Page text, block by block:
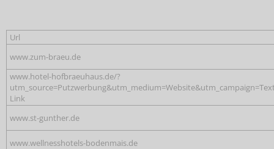
Url
www.zum-braeu.de
www.hotel-hofbraeuhaus.de/?
Link
www.st-gunther.de
www.wellnesshotels-bodenmais.de